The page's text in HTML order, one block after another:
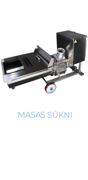
MASAS SŪKŅI